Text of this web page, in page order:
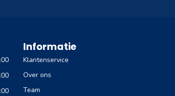
Informatie
Klantenservice
Over ons
Team